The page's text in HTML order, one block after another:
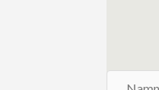
Namn